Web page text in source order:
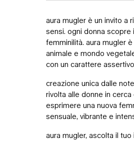
aura mugler è un invito a
sensi. ogni donna
femminilità. aura mugler
animale e mondo
con un carattere
creazione unica dalle
rivolta alle donne in
esprimere una nuova
sensuale, vibrante e
aura mugler, ascolta il